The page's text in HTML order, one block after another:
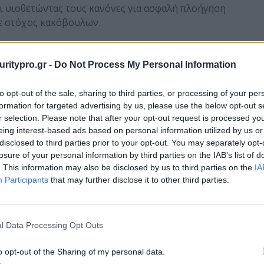
- Do Not Process My Personal Information
opt-out of the sale, sharing to third parties, or processing of your
for targeted advertising by us, please use the below opt-out
selection. Please note that after your opt-out request is processed
interest-based ads based on personal information utilized by us
to third parties prior to your opt-out. You may separately
of your personal information by third parties on the IAB’s list of
This information may also be disclosed by us to third parties on the
Participants that may further disclose it to other third parties.
Data Processing Opt Outs
opt-out of the Sharing of my personal data.
υιοθετώντας τους κανόνες για ασφαλή πλοήγηση
στόχος κακόβουλων.
ηλεκτρονικών επικοινωνιών, η καλλιέργεια
και αποτελεί κύριο μέλημα της ΑΔΑΕ. Με
στους παρόχους την εφαρμογή μέτρων
των κινδύνων ως προς την
οι μεγαλύτερες εταιρείες πάροχοι, οι οποίες
επικοινωνιών, εφαρμόζουν
να διερευνήσει αν εφαρμόζουν ορθά τους
να διερευνήσει καταγγελίες πολιτών ή
παρατηρείται παραβίαση της σχετικής
διοικητικές κυρώσεις. Μέσα στο 2018,
σε 41 περιπτώσεις, συνολικού ύψους περίπου
περιπτώσεων επιβολής συστάσεων.
technology/2019/jan/17/breached-data-